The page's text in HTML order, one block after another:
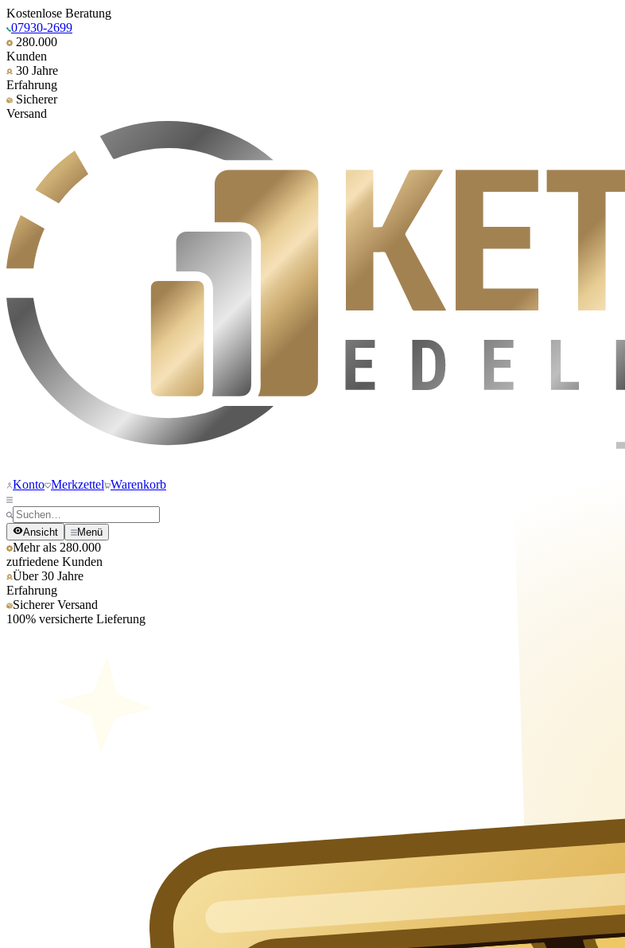
Kostenlose Beratung
07930-2699
280.000
Kunden
30 Jahre
Erfahrung
Sicherer
Versand
Konto Merkzettel Warenkorb
Ansicht Menü
Mehr als 280.000
zufriedene Kunden
Über 30 Jahre
Erfahrung
Sicherer Versand
100% versicherte Lieferung